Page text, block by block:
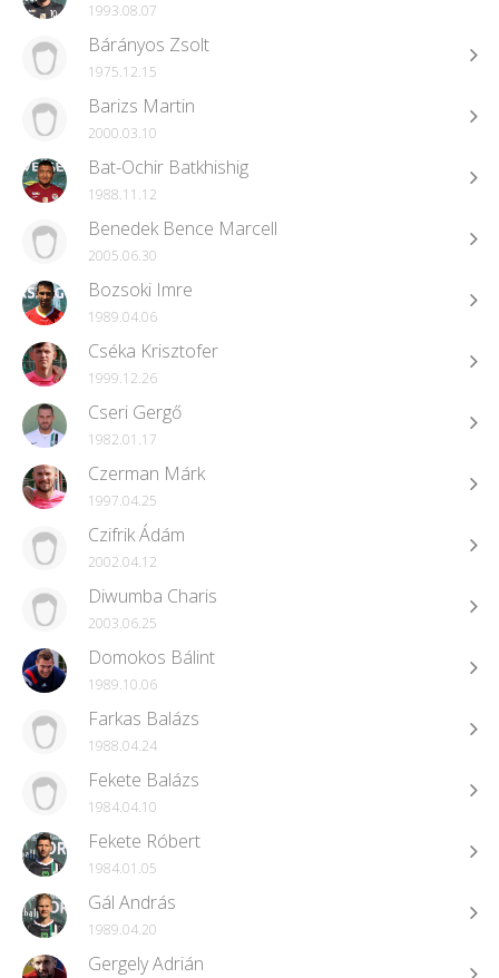
1993.08.07
Bárányos Zsolt
1975.12.15
Barizs Martin
2000.03.10
Bat-Ochir Batkhishig
1988.11.12
Benedek Bence Marcell
2005.06.30
Bozsoki Imre
1989.04.06
Cséka Krisztofer
1999.12.26
Cseri Gergő
1982.01.17
Czerman Márk
1997.04.25
Czifrik Ádám
2002.04.12
Diwumba Charis
2003.06.25
Domokos Bálint
1989.10.06
Farkas Balázs
1988.04.24
Fekete Balázs
1984.04.10
Fekete Róbert
1984.01.05
Gál András
1989.04.20
Gergely Adrián